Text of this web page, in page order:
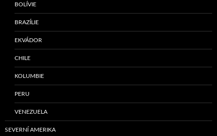
BOLÍVIE
BRAZÍLIE
EKVÁDOR
CHILE
KOLUMBIE
PERU
VENEZUELA
SEVERNÍ AMERIKA